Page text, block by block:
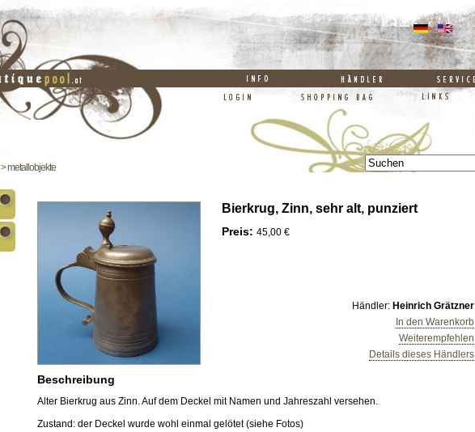
> metallobjekte
Bierkrug, Zinn, sehr alt, punziert
Preis: 45,00 €
Weiterempfehlen
In den Warenkorb
Händler: Heinrich Grätzner
Details dieses Händlers
Beschreibung
Alter Bierkrug aus Zinn. Auf dem Deckel mit Namen und Jahreszahl versehen.
Zustand: der Deckel wurde wohl einmal gelötet (siehe Fotos)